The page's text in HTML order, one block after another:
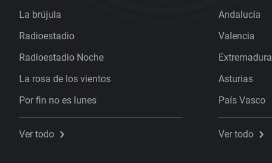
La brújula
Radioestadio
Radioestadio Noche
La rosa de los vientos
Por fin no es lunes
Ver todo
Andalucía
Valencia
Extremadura
Asturias
País Vasco
Ver todo